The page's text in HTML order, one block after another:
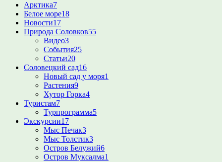
Арктика7
Белое море18
Новости17
Природа Соловков55
Видео3
События25
Статьи20
Соловецкий сад16
Новый сад у моря1
Растения9
Хутор Горка4
Туристам7
Турпрограмма5
Экскурсии17
Мыс Печак3
Мыс Толстик3
Остров Белужий6
Остров Муксалма1